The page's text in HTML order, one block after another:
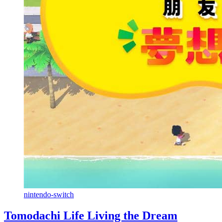
nintendo-switch
Tomodachi Life Living the Dream